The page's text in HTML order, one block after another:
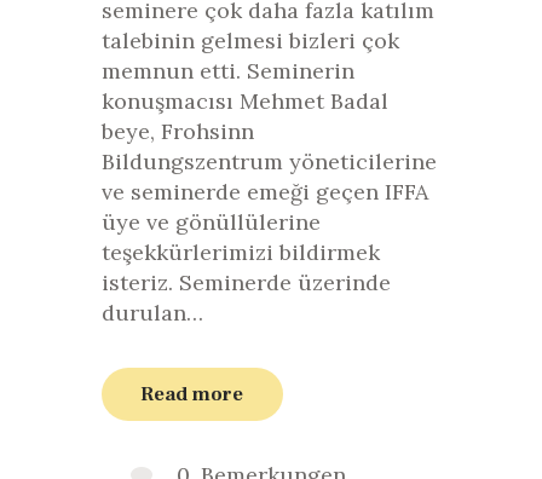
seminere çok daha fazla katılım
talebinin gelmesi bizleri çok
memnun etti. Seminerin
konuşmacısı Mehmet Badal
beye, Frohsinn
Bildungszentrum yöneticilerine
ve seminerde emeği geçen IFFA
üye ve gönüllülerine
teşekkürlerimizi bildirmek
isteriz. Seminerde üzerinde
durulan…
Read more